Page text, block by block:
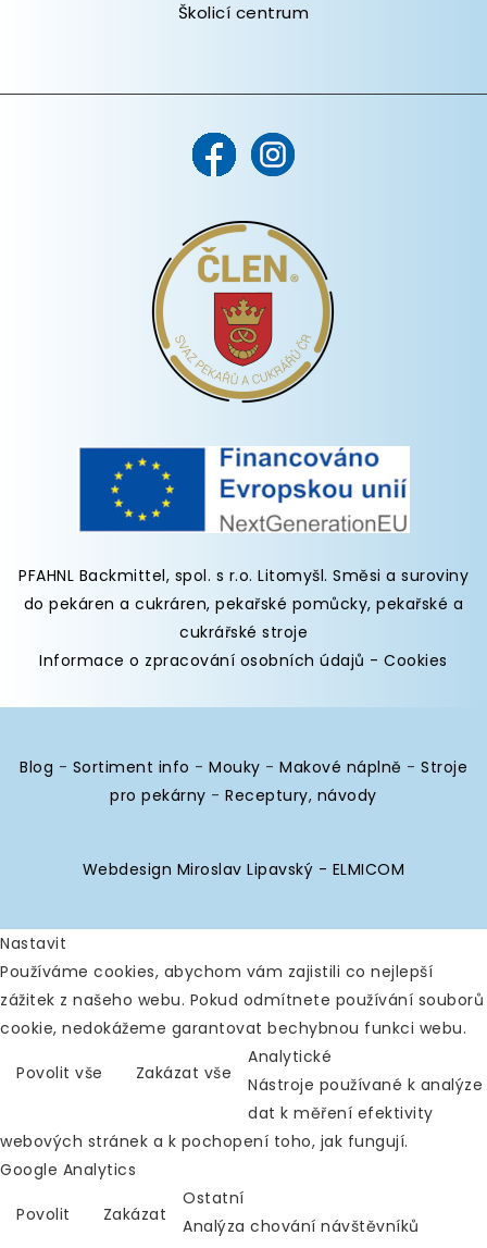
Školicí centrum
PFAHNL Backmittel, spol. s r.o. Litomyšl. Směsi a suroviny
do pekáren a cukráren,pekařské pomůcky,pekařské a
cukrářské stroje
Informace o zpracování osobních údajů -Cookies
Blog - Sortiment info - Mouky - Makové náplně - Stroje
pro pekárny -Receptury, návody
Webdesign Miroslav Lipavský - ELMICOM
Nastavit
Používáme cookies, abychom vám zajistili co nejlepší
zážitek z našeho webu. Pokud odmítnete používání souborů
cookie, nedokážeme garantovat bechybnou funkci webu.
Povolit vše Zakázat vše
Analytické
Nástroje používané k analýze
dat k měření efektivity
webových stránek a k pochopení toho, jak fungují.
Google Analytics
Povolit Zakázat
Ostatní
Analýza chování návštěvníků